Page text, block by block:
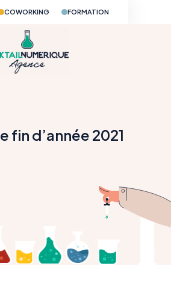
COWORKING FORMATION
fin d’année 2021